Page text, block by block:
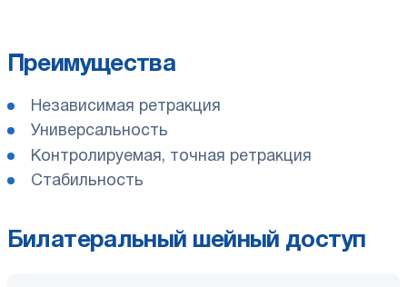
Преимущества
Независимая ретракция
Универсальность
Контролируемая, точная ретракция
Стабильность
Билатеральный шейный доступ